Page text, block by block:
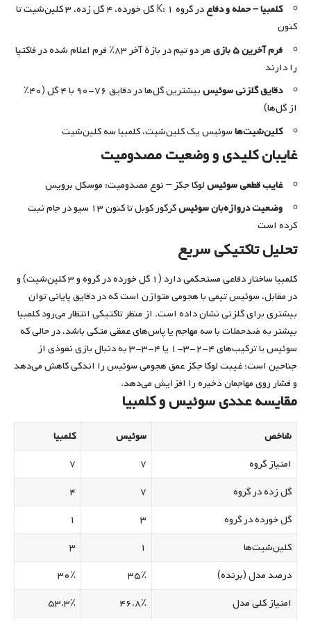
کلمبیا – حمله و دفاع
در گروه K: ۱ گل خورده، ۴ گل زده، ۳ کلین‌شیت تا
کنون
فرم آخرین ۵ بازی
هر دو تیم در بازهٔ آخر ۸۳٪ فرم اعلام شده در فاکتپا
را دارند
دقایق گلزنی سوئیس
بیشترین گل‌ها در دقایق ۷۶-۹۰ با ۴ گل (۴۰٪
از گل‌ها)
کلین‌شیت‌هاسوئیس یک کلین‌شیت، کلمبیا سه کلین‌شیت
غایبان کلیدی و وضعیت مصدومیت
غایب قطعی سوئیسلوکا جکز – نوع مصدومیت: موسکل برویس
وضعیت دروازه‌بان سوئیس
گرگور کوبل تا کنون ۱۳ سیو در جام ثبت
کرده است
تحلیل تاکتیکی سریع
کلمبیا ساختار دفاعی مستحکمی دارد (۱ گل خورده در گروه و ۳ کلین‌شیت) و
در مقابل، سوئیس تیمی با هجومی متوازن است که در دقایق پایانی توان
بیشتری برای گلزنی نشان داده است. از منظر تاکتیکی انتظار می‌رود کلمبیا
بیشتر به ضدحملات با سه مهاجم یا پاس‌های عمقی متکی باشد، در حالی که
سوئیس با ترکیب‌های ۴-۲-۳-۱ یا ۴-۳-۳ به دنبال بازی نفوذی از
جناحین است؛ غیبت لوکا جکز عمق هجومی سوئیس را اندکی کاهش می‌دهد
و فشار روی مهاجمان ذخیره را افزایش می‌دهد.
مقایسه عددی سوئیس و کلمبیا
شاخص سوئیس
کلمبیا
امتیاز گروه
۷
۷
گل زده در گروه
۷
۴
گل خورده در گروه
۳
۱
کلین‌شیت‌ها
۱
۳
درصد مدل (برنده)
۳۵٪
۳۰٪
امتیاز کلی مدل
۴۶.۸٪ ۵۳.۳٪